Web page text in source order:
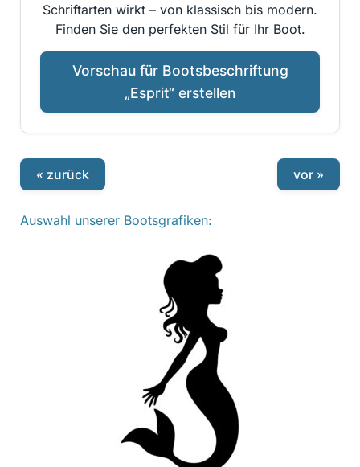
Schriftarten wirkt – von klassisch bis modern.
Finden Sie den perfekten Stil für Ihr Boot.
Vorschau für Bootsbeschriftung
„Esprit“ erstellen
« zurück vor »
Auswahl unserer Bootsgrafiken: